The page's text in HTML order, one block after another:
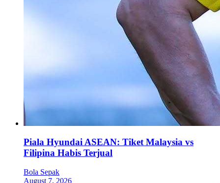
Piala Hyundai ASEAN: Tiket Malaysia vs
Filipina Habis Terjual
Bola Sepak
August 7, 2026